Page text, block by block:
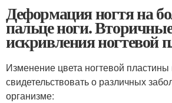
Деформация ногтя на
пальце ноги.
искривления ногтевой
Изменение цвета ногтевой
свидетельствовать о различных
организме: